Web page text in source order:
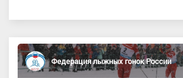
Федерация лыжных гонок России